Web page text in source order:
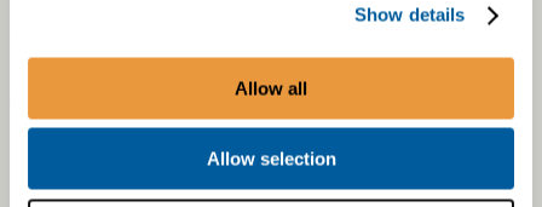
Show details
Allow all
Allow selection
Tutustu innovatiivisiin